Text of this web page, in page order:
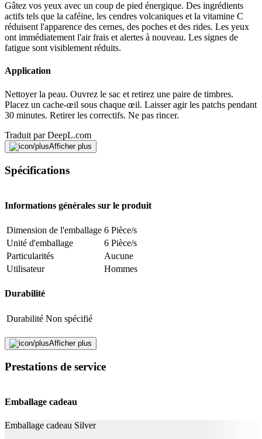
Gâtez vos yeux avec un coup de pied énergique. Des ingrédients
actifs tels que la caféine, les cendres volcaniques et la vitamine C
réduisent l'apparence des cernes, des poches et des rides. Les yeux
ont immédiatement l'air frais et alertes à nouveau. Les signes de
fatigue sont visiblement réduits.
Application
Nettoyer la peau. Ouvrez le sac et retirez une paire de timbres.
Placez un cache-œil sous chaque œil. Laisser agir les patchs pendant
30 minutes. Retirer les correctifs. Ne pas rincer.
Traduit par DeepL.com
Signaler une erreur
Adresse e-mail (facultatif)
Fermer le formulaire
Signaler des données erronées
Afficher plus
Spécifications
Informations générales sur le produit
Dimension de l'emballage 6 Pièce/s
Unité d'emballage
6 Pièce/s
Particularités
Aucune
Utilisateur
Hommes
Durabilité
Durabilité Non spécifié
Application
Type de produit Coussinets
Informations complémentaires
Aqua/Water/Eau, Glycerin, Sorbitol, Sodium
Afficher plus
Prestations de service
Emballage cadeau
Emballage cadeau Silver